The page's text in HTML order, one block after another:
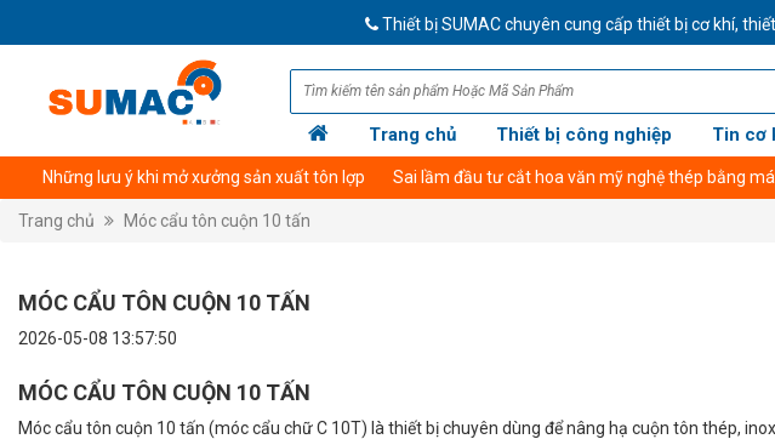
Thiết bị SUMAC chuyên cung cấp thiết bị cơ khí, thiết bị
Trang chủ Thiết bị công nghiệp Tin cơ
Giới thiệu công ty Thông tin tài khoản thanh toán
Những lưu ý khi mở xưởng sản xuất tôn lợp Sai lầm đầu tư cắt hoa văn mỹ nghệ thép bằng
Trang chủ Móc cẩu tôn cuộn 10 tấn
MÓC CẨU TÔN CUỘN 10 TẤN
2026-05-08 13:57:50
MÓC CẨU TÔN CUỘN 10 TẤN
Móc cẩu tôn cuộn 10 tấn (móc cẩu chữ C 10T) là thiết bị chuyên dùng để nâng hạ cuộn tôn thép,